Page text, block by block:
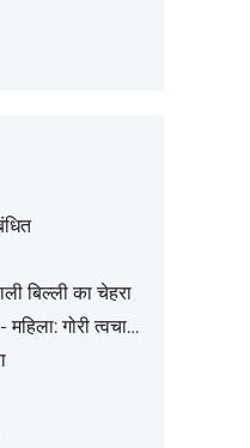
बिल्ली का चेहरा
गोरी त्वचा टोन, महिला: बिना त्वचा रंग